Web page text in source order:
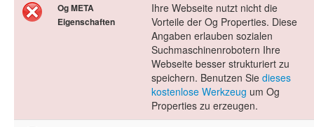
Og META
Eigenschaften
Ihre Webseite nutzt nicht die
Vorteile der Og Properties. Diese
Angaben erlauben sozialen
Suchmaschinenrobotern Ihre
Webseite besser strukturiert zu
speichern. Benutzen Sie dieses
kostenlose Werkzeug um Og
Properties zu erzeugen.